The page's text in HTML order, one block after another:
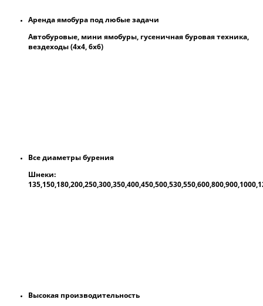
Аренда ямобура под любые задачи
Автобуровые, мини ямобуры, гусеничная буровая техника,
вездеходы (4х4, 6х6)
Все диаметры бурения
Шнеки:
Высокая производительность